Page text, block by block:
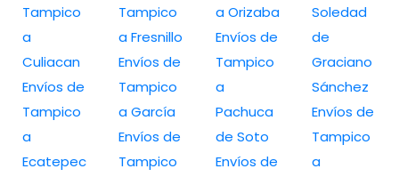
Tampico
a
Culiacan
Envíos de
Tampico
a
Ecatepec
Tampico
a Fresnillo
Envíos de
Tampico
a García
Envíos de
Tampico
a Orizaba
Envíos de
Tampico
a
Pachuca
de Soto
Envíos de
Soledad
de
Graciano
Sánchez
Envíos de
Tampico
a